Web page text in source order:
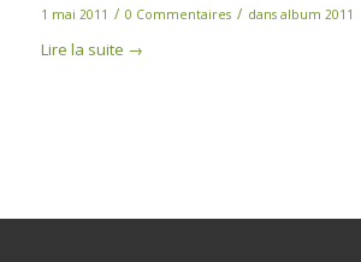
1 mai 2011 / 0 Commentaires / dans album 2011
Lire la suite →